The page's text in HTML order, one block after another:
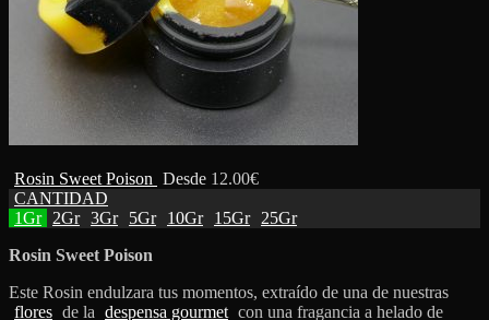
Rosin Sweet Poison Desde 12.00€
CANTIDAD
1Gr
2Gr 3Gr 5Gr 10Gr 15Gr
25Gr
Rosin Sweet Poison
Este Rosin endulzara tus momentos, extraído de una de nuestras
flores de la despensa gourmet con una fragancia a helado de